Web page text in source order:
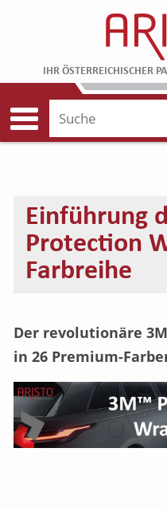
IHR ÖSTERREICHISCHER
Einführung
Protection
Farbreihe
Der revolutionäre
in 26 Premium-